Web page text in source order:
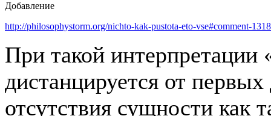
Добавление
http://philosophystorm.org/nichto-kak-pustota-eto-vse#comment-
При такой интерпретации
дистанцируется от
отсутствия сущности как